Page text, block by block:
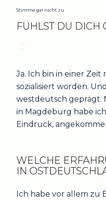
Stimme gar nicht zu
FÜHLST DU DICH
Ja. Ich bin in einer Zeit
sozialisiert worden.
westdeutsch geprägt.
in Magdeburg habe
Eindruck,
WELCHE
IN
Ich habe vor allem zu